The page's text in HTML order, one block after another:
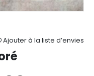
Ajouter à la liste d’envies
,Paniers de saison